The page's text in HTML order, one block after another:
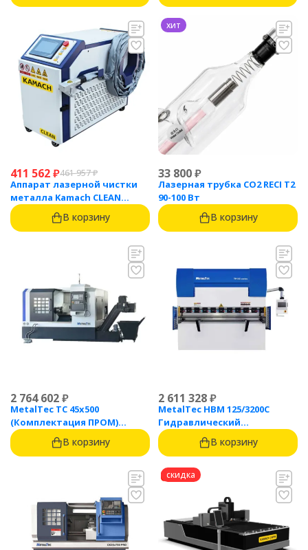
411 562₽461 957₽
Аппарат лазерной чистки
металла Kamach CLEAN
1500BW
В корзину
хит
33 800₽
Лазерная трубка CO2 RECI T2
90-100 Вт
В корзину
2 764 602₽
MetalTec ТС 45x500
(Комплектация ПРОМ)
токарный станок с ЧПУ с
наклонной станиной
В корзину
2 611 328₽
MetalTec HBM 125/3200C
Гидравлический
листогибочный пресс с
контроллером TP10S
В корзину
скидка